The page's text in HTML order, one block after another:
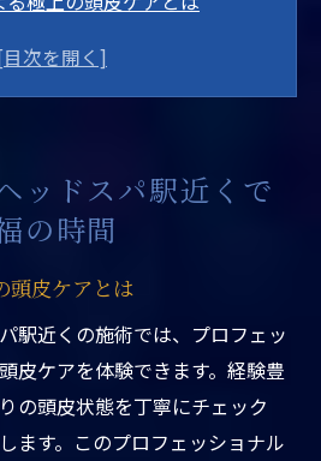
るヘッドスパの効果
ーケアで持続する効果
ドスパで体験するリラクゼ
ライベートな癒し
れる静寂の時間
ン効果を高める音楽の選び
ッドスパ駅近くで
の時間
頭皮ケアとは
駅近くの施術では、プロフェッ
皮ケアを体験できます。経験豊
の頭皮状態を丁寧にチェック
ます。このプロフェッショナル